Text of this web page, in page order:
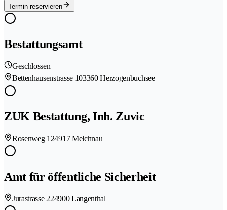
Termin reservieren
Bestattungsamt
Geschlossen
Bettenhausenstrasse 103360 Herzogenbuchsee
ZUK Bestattung, Inh. Zuvic
Rosenweg 124917 Melchnau
Amt für öffentliche Sicherheit
Jurastrasse 224900 Langenthal